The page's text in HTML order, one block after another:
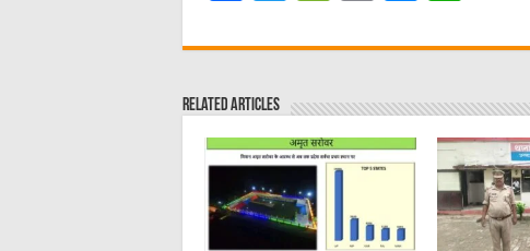
c
e
b
o
o
k
it
r
C
at
ai ss
n
g
er
at
A
p
p
Related Articles